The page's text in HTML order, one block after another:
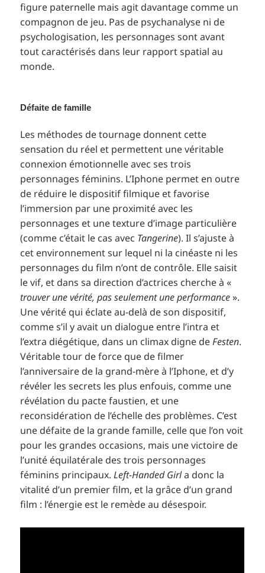
figure paternelle mais agit davantage comme un
compagnon de jeu. Pas de psychanalyse ni de
psychologisation, les personnages sont avant
tout caractérisés dans leur rapport spatial au
monde.
Défaite de famille
Les méthodes de tournage donnent cette
sensation du réel et permettent une véritable
connexion émotionnelle avec ses trois
personnages féminins. L’Iphone permet en outre
de réduire le dispositif filmique et favorise
l’immersion par une proximité avec les
personnages et une texture d’image particulière
(comme c’était le cas avec Tangerine). Il s’ajuste à
cet environnement sur lequel ni la cinéaste ni les
personnages du film n’ont de contrôle. Elle saisit
le vif, et dans sa direction d’actrices cherche à «
trouver une vérité, pas seulement une performance».
Une vérité qui éclate au-delà de son dispositif,
comme s’il y avait un dialogue entre l’intra et
l’extra diégétique, dans un climax digne deFesten.
Véritable tour de force que de filmer
l’anniversaire de la grand-mère à l’Iphone, et d’y
révéler les secrets les plus enfouis, comme une
révélation du pacte faustien, et une
reconsidération de l’échelle des problèmes. C’est
une défaite de la grande famille, celle que l’on voit
pour les grandes occasions, mais une victoire de
l’unité équilatérale des trois personnages
féminins principaux.Left-Handed Girla donc la
vitalité d’un premier film, et la grâce d’un grand
film : l’énergie est le remède au désespoir.